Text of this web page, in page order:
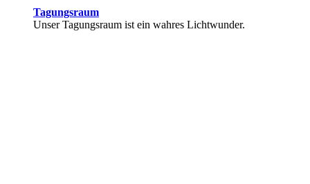
Tagungsraum
Unser Tagungsraum ist ein wahres Lichtwunder.